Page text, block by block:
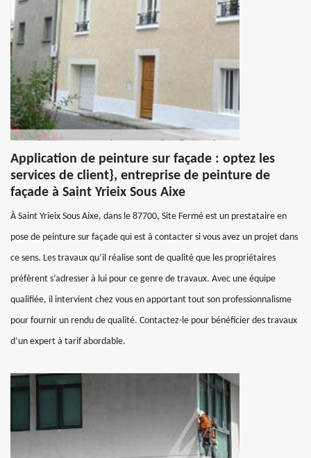
Application de peinture sur façade : optez les
services de client}, entreprise de peinture de
façade à Saint Yrieix Sous Aixe
À Saint Yrieix Sous Aixe, dans le 87700, Site Fermé est un prestataire en
pose de peinture sur façade qui est à contacter si vous avez un projet dans
ce sens. Les travaux qu’il réalise sont de qualité que les propriétaires
préfèrent s’adresser à lui pour ce genre de travaux. Avec une équipe
qualifiée, il intervient chez vous en apportant tout son professionnalisme
pour fournir un rendu de qualité. Contactez-le pour bénéficier des travaux
d’un expert à tarif abordable.